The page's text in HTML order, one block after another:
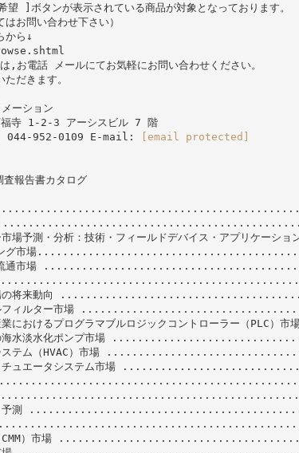
]ボタンが表示されている商品が対象となっております。
お問い合わせ下さい）
から↓
,お電話 メールにてお気軽にお問い合わせください。
だきます。
ーション
福寺 1-2-3 アーシスビル 7 階
952-0109 E-mail:
[email protected]